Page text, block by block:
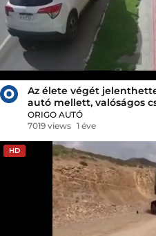
Az élete végét
autó mellett, valóságos
ORIGO AUTÓ
7019 views 1 éve
HD